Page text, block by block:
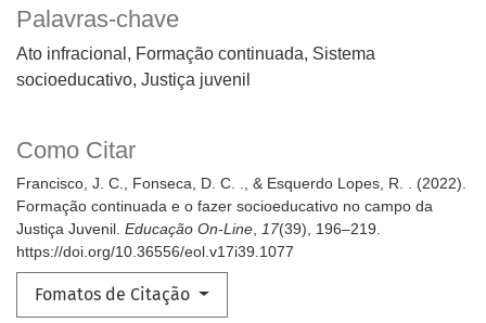
Palavras-chave
Ato infracional, Formação continuada, Sistema
socioeducativo, Justiça juvenil
Como Citar
Francisco, J. C., Fonseca, D. C. ., & Esquerdo Lopes, R. . (2022).
Formação continuada e o fazer socioeducativo no campo da
Justiça Juvenil. Educação On-Line, 17(39), 196–219.
https://doi.org/10.36556/eol.v17i39.1077
Fomatos de Citação